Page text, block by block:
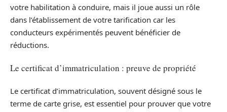
votre habilitation à conduire, mais il joue aussi un rôle
dans l’établissement de votre tarification car les
conducteurs expérimentés peuvent bénéficier de
réductions.
Le certificat d’immatriculation : preuve de propriété
Le certificat d’immatriculation, souvent désigné sous le
terme de carte grise, est essentiel pour prouver que votre